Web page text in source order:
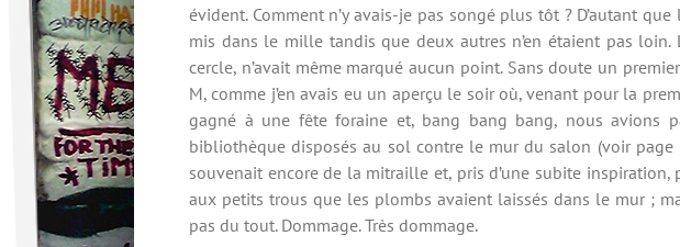
évident. Comment n’y avais-je pas songé plus tôt ? D’autant
mis dans le mille tandis que deux autres n’en étaient pas loin.
cercle, n’avait même marqué aucun point. Sans doute un
M, comme j’en avais eu un aperçu le soir où, venant pour la
gagné à une fête foraine et, bang bang bang, nous avions
bibliothèque disposés au sol contre le mur du salon (voir
souvenait encore de la mitraille et, pris d’une subite
aux petits trous que les plombs avaient laissés dans le mur ;
pas du tout. Dommage. Très dommage.